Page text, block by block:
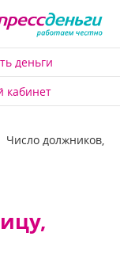
деньги
кабинет
Число должников,